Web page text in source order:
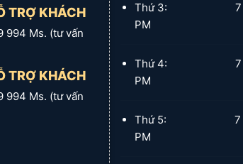
xuyên, ngăn bụi nhẹ, phân chia không
tốt hơn.
và văn phòng, hoặc các vị trí cần ngăn
TRỢ KHÁCH
994 Ms. (tư vấn
TRỢ KHÁCH
994 Ms. (tư vấn
Thứ 3: 7 30
PM
Thứ 4: 7 30
PM
Thứ 5: 7 30
PM